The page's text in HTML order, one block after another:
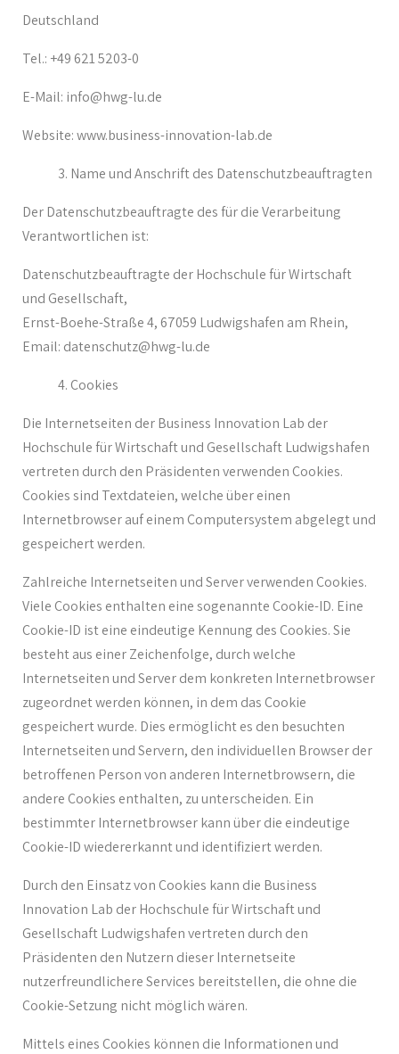
Deutschland
Tel.: +49 621 5203-0
E-Mail: info@hwg-lu.de
Website: www.business-innovation-lab.de
Name und Anschrift des Datenschutzbeauftragten
Der Datenschutzbeauftragte des für die Verarbeitung
Verantwortlichen ist:
Datenschutzbeauftragte der Hochschule für Wirtschaft
und Gesellschaft,
Ernst-Boehe-Straße 4, 67059 Ludwigshafen am Rhein,
Email: datenschutz@hwg-lu.de
Cookies
Die Internetseiten der Business Innovation Lab der
Hochschule für Wirtschaft und Gesellschaft Ludwigshafen
vertreten durch den Präsidenten verwenden Cookies.
Cookies sind Textdateien, welche über einen
Internetbrowser auf einem Computersystem abgelegt und
gespeichert werden.
Zahlreiche Internetseiten und Server verwenden Cookies.
Viele Cookies enthalten eine sogenannte Cookie-ID. Eine
Cookie-ID ist eine eindeutige Kennung des Cookies. Sie
besteht aus einer Zeichenfolge, durch welche
Internetseiten und Server dem konkreten Internetbrowser
zugeordnet werden können, in dem das Cookie
gespeichert wurde. Dies ermöglicht es den besuchten
Internetseiten und Servern, den individuellen Browser der
betroffenen Person von anderen Internetbrowsern, die
andere Cookies enthalten, zu unterscheiden. Ein
bestimmter Internetbrowser kann über die eindeutige
Cookie-ID wiedererkannt und identifiziert werden.
Durch den Einsatz von Cookies kann die Business
Innovation Lab der Hochschule für Wirtschaft und
Gesellschaft Ludwigshafen vertreten durch den
Präsidenten den Nutzern dieser Internetseite
nutzerfreundlichere Services bereitstellen, die ohne die
Cookie-Setzung nicht möglich wären.
Mittels eines Cookies können die Informationen und